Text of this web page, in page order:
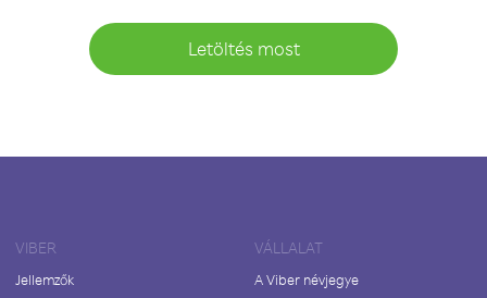
Letöltés most
VIBER
Jellemzők
VÁLLALAT
A Viber névjegye